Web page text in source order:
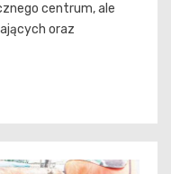
centrum, ale
oraz